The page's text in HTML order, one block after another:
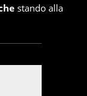
stando alla